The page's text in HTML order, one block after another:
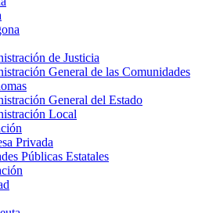
de Justicia
General de las Comunidades
General del Estado
Local
Privada
Públicas Estatales